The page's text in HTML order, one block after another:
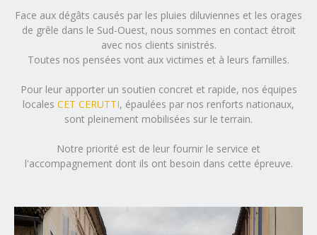
Face aux dégâts causés par les pluies diluviennes et les orages
de grêle dans le Sud-Ouest, nous sommes en contact étroit
avec nos clients sinistrés.
Toutes nos pensées vont aux victimes et à leurs familles.
Pour leur apporter un soutien concret et rapide, nos équipes
locales CET CERUTTI, épaulées par nos renforts nationaux,
sont pleinement mobilisées sur le terrain.
Notre priorité est de leur fournir le service et
l'accompagnement dont ils ont besoin dans cette épreuve.